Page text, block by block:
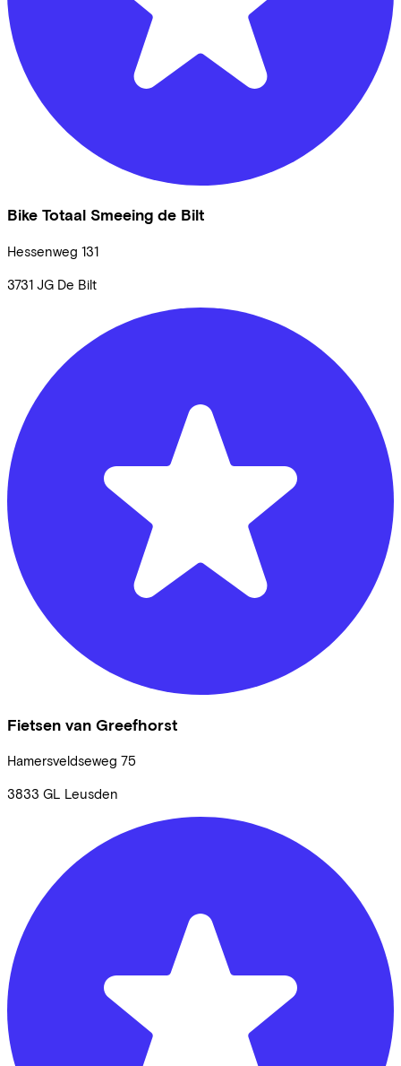
Bike Totaal Smeeing de Bilt
Hessenweg 131
3731 JG De Bilt
Fietsen van Greefhorst
Hamersveldseweg 75
3833 GL Leusden